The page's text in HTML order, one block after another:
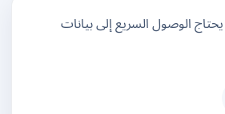
السريع إلى بيانات